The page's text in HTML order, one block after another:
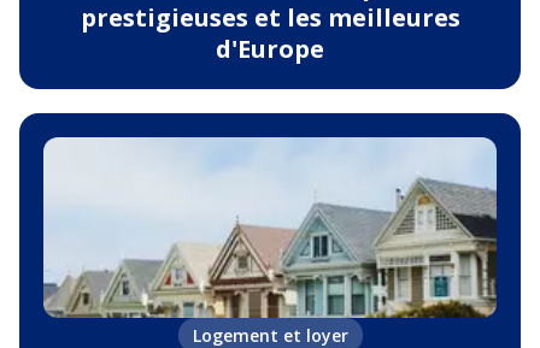
prestigieuses et les meilleures
d'Europe
Logement et loyer